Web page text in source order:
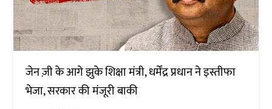
जेन ज़ी के आगे झुके शिक्षा मंत्री, धर्मेंद्र प्रधान ने इस्तीफा
भेजा, सरकार की मंजूरी बाकी